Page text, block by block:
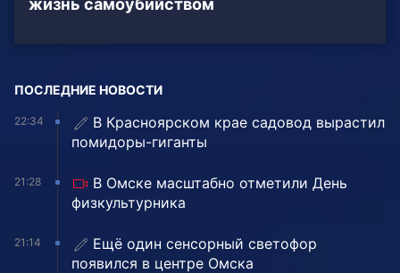
ПОСЛЕДНИЕ НОВОСТИ
22:34
В Красноярском крае садовод вырастил
помидоры-гиганты
21:28
В Омске масштабно отметили День
физкультурника
21:14
Ещё один сенсорный светофор
появился в центре Омска